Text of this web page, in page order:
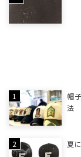
帽
法
夏